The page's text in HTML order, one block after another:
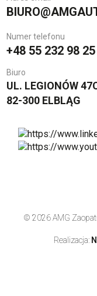
Numer telefonu
+48 55 232 98 25
Biuro
UL. LEGIONÓW
82-300 ELBLĄG
© 2026 AMG
Realizacja: